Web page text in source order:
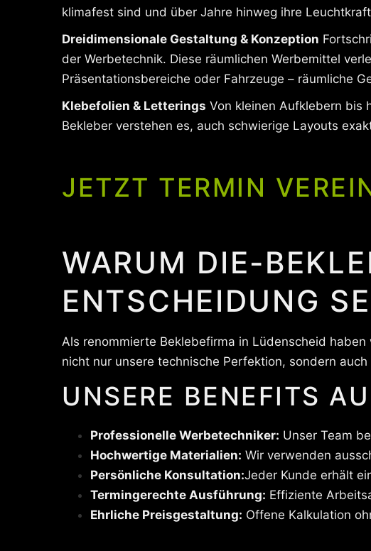
klimafest sind und über Jahre hinweg ihre
Dreidimensionale Gestaltung & Konzeption
der Werbetechnik. Diese räumlichen Werbemittel
Präsentationsbereiche oder Fahrzeuge – räumliche
Klebefolien & Letterings Von kleinen Aufklebern bis
Bekleber verstehen es, auch schwierige Layouts
JETZT TERMIN
WARUM DIE-
ENTSCHEIDUNG
Als renommierte Beklebefirma in Lüdenscheid
nicht nur unsere technische Perfektion, sondern
UNSERE BENEFITS
Professionelle Werbetechniker: Unser Team
Hochwertige Materialien: Wir verwenden
Persönliche Konsultation:Jeder Kunde erhält
Termingerechte Ausführung: Effiziente
Ehrliche Preisgestaltung: Offene Kalkulation